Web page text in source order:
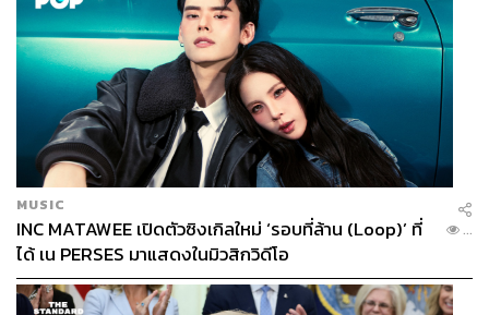
MUSIC
INC MATAWEE เปิดตัวซิงเกิลใหม่ ‘รอบที่ล้าน (Loop)’ ที่
ได้ เน PERSES มาแสดงในมิวสิกวิดีโอ
...